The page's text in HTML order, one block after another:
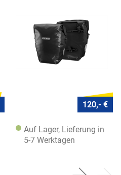
120,- €
Auf Lager, Lieferung in
5-7 Werktagen